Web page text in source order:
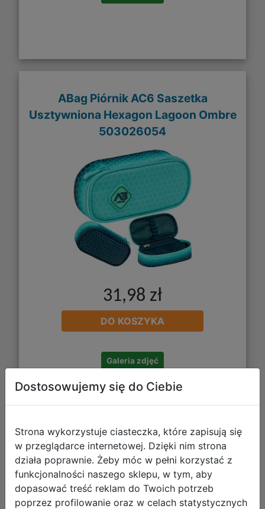
ABag Piórnik AC6 Saszetka
Usztywniona Hexagon Lagoon Ombre
503026054
31,98 zł
DO KOSZYKA
Galeria zdjęć
ABag Piórnik AC6 Saszetka
Usztywniona Hexagon Mint Ombre
503026050
Dostosowujemy się do Ciebie
Strona wykorzystuje ciasteczka, które zapisują się
w przeglądarce internetowej. Dzięki nim strona
działa poprawnie. Żeby móc w pełni korzystać z
funkcjonalności naszego sklepu, w tym, aby
dopasować treść reklam do Twoich potrzeb
poprzez profilowanie oraz w celach statystycznych